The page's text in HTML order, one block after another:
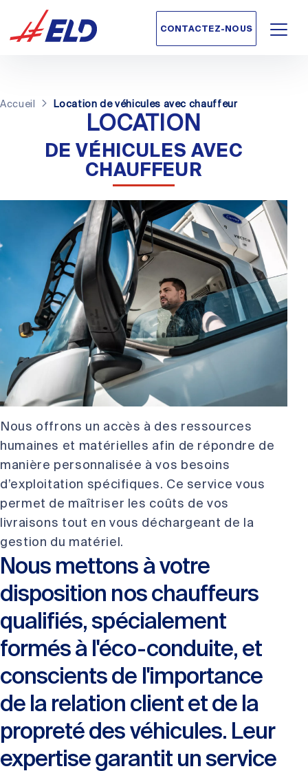
CONTACTEZ-NOUS
Accueil Locationde véhicules avec chauffeur
LOCATION
DE VÉHICULES AVEC
CHAUFFEUR
Nous offrons un accès à des ressources
humaines et matérielles afin de répondre de
manière personnalisée à vos besoins
d’exploitation spécifiques. Ce service vous
permet de maîtriser les coûts de vos
livraisons tout en vous déchargeant de la
gestion du matériel.
Nous mettons à votre
disposition nos chauffeurs
qualifiés, spécialement
formés à l'éco-conduite, et
conscients de l'importance
de la relation client et de la
propreté des véhicules. Leur
expertise garantit un service